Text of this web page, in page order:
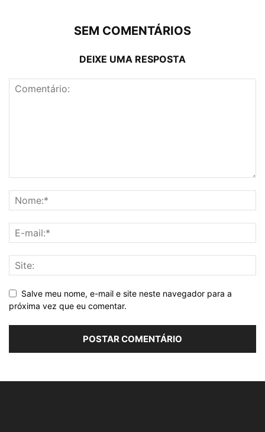
SEM COMENTÁRIOS
DEIXE UMA RESPOSTA
Salve meu nome, e-mail e site neste navegador para a
próxima vez que eu comentar.